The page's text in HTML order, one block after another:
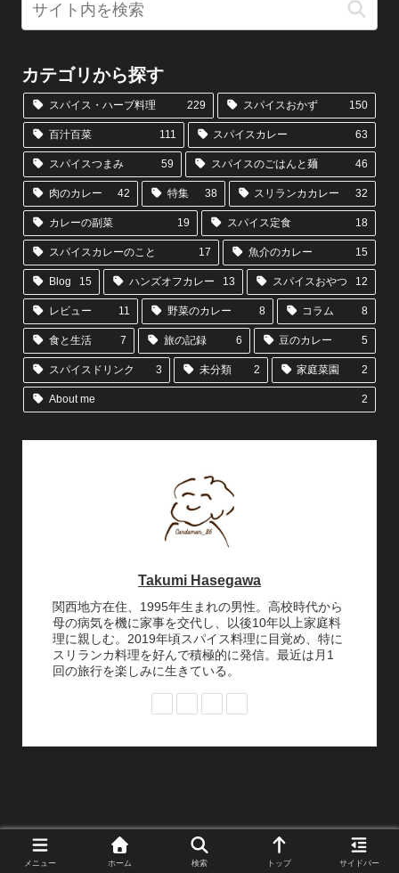
カテゴリから探す
スパイス・ハーブ料理 229 スパイスおかず 150
百汁百菜 111 スパイスカレー 63
スパイスつまみ 59 スパイスのごはんと麺 46
肉のカレー 42 特集 38 スリランカカレー 32
カレーの副菜 19 スパイス定食 18
スパイスカレーのこと 17 魚介のカレー 15
Blog 15 ハンズオフカレー 13 スパイスおやつ 12
レビュー 11 野菜のカレー 8 コラム 8
食と生活 7 旅の記録 6 豆のカレー 5
スパイスドリンク 3 未分類 2 家庭菜園 2
About me 2
Takumi Hasegawa
関西地方在住、1995年生まれの男性。高校時代から
母の病気を機に家事を交代し、以後10年以上家庭料
理に親しむ。2019年頃スパイス料理に目覚め、特に
スリランカ料理を好んで積極的に発信。最近は月1
回の旅行を楽しみに生きている。
メニュー ホーム 検索 トップ サイドバー